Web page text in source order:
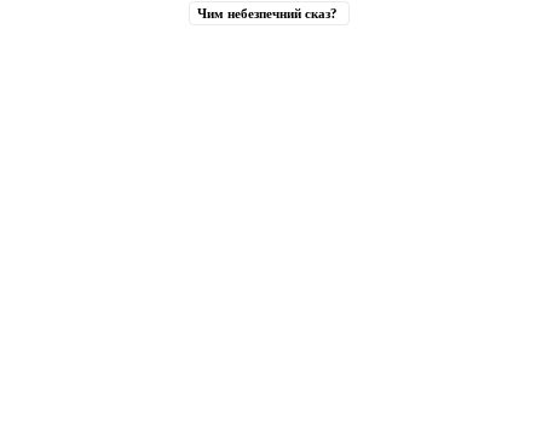
Чим небезпечний сказ?